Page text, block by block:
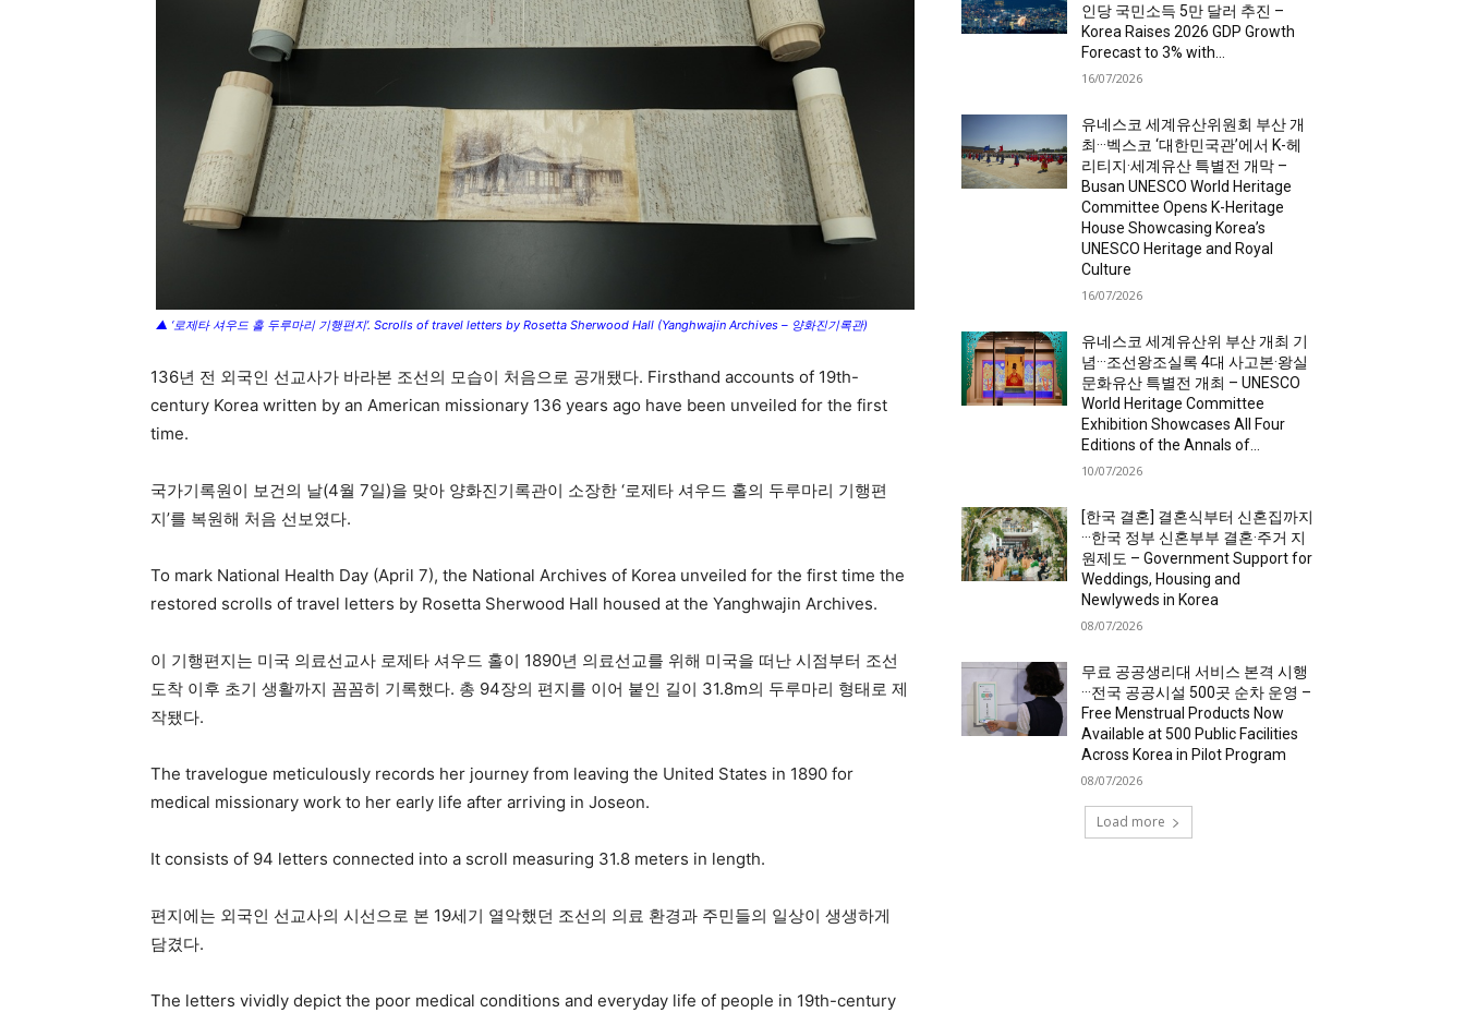
▲ ‘로제타 셔우드 홀 두루마리 기행편지’. Scrolls of travel letters by Rosetta Sherwood Hall (Yanghwajin Archives – 양화진기록관)
136년 전 외국인 선교사가 바라본 조선의 모습이 처음으로 공개됐다. Firsthand accounts of 19th-
century Korea written by an American missionary 136 years ago have been unveiled for the first
time.
국가기록원이 보건의 날(4월 7일)을 맞아 양화진기록관이 소장한 ‘로제타 셔우드 홀의 두루마리 기행편
지’를 복원해 처음 선보였다.
To mark National Health Day (April 7), the National Archives of Korea unveiled for the first time the
restored scrolls of travel letters by Rosetta Sherwood Hall housed at the Yanghwajin Archives.
이 기행편지는 미국 의료선교사 로제타 셔우드 홀이 1890년 의료선교를 위해 미국을 떠난 시점부터 조선
도착 이후 초기 생활까지 꼼꼼히 기록했다. 총 94장의 편지를 이어 붙인 길이 31.8m의 두루마리 형태로 제
작됐다.
The travelogue meticulously records her journey from leaving the United States in 1890 for
medical missionary work to her early life after arriving in Joseon.
It consists of 94 letters connected into a scroll measuring 31.8 meters in length.
편지에는 외국인 선교사의 시선으로 본 19세기 열악했던 조선의 의료 환경과 주민들의 일상이 생생하게
담겼다.
The letters vividly depict the poor medical conditions and everyday life of people in 19th-century
인당 국민소득 5만 달러 추진 –
Korea Raises 2026 GDP Growth
Forecast to 3% with...
16/07/2026
유네스코 세계유산위원회 부산 개
최···벡스코 ‘대한민국관’에서 K-헤
리티지·세계유산 특별전 개막 –
Busan UNESCO World Heritage
Committee Opens K-Heritage
House Showcasing Korea’s
UNESCO Heritage and Royal
Culture
16/07/2026
유네스코 세계유산위 부산 개최 기
념···조선왕조실록 4대 사고본·왕실
문화유산 특별전 개최 – UNESCO
World Heritage Committee
Exhibition Showcases All Four
Editions of the Annals of...
10/07/2026
[한국 결혼] 결혼식부터 신혼집까지
···한국 정부 신혼부부 결혼·주거 지
원제도 – Government Support for
Weddings, Housing and
Newlyweds in Korea
08/07/2026
무료 공공생리대 서비스 본격 시행
···전국 공공시설 500곳 순차 운영 –
Free Menstrual Products Now
Available at 500 Public Facilities
Across Korea in Pilot Program
08/07/2026
Load more